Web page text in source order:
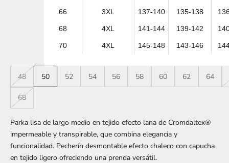
66 3XL 137-140 135-138
68 4XL 141-144 139-142
70 4XL 145-148 143-146
48 50 52 54 56 58 60 62 64
68
Parka lisa de largo medio en tejido efecto lana de Cromdaltex®
impermeable y transpirable, que combina elegancia y
funcionalidad. Pecherín desmontable efecto chaleco con capucha
en tejido ligero ofreciendo una prenda versátil.